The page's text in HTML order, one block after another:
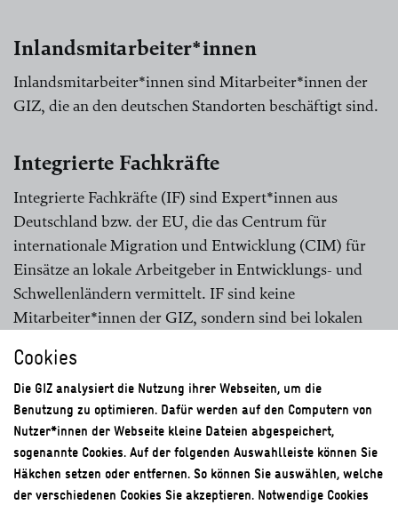
Inlandsmitarbeiter*innen
Inlandsmitarbeiter*innen sind Mitarbeiter*innen der
GIZ, die an den deutschen Standorten beschäftigt sind.
Integrierte Fachkräfte
Integrierte Fachkräfte (IF) sind Expert*innen aus
Deutschland bzw. der EU, die das Centrum für
internationale Migration und Entwicklung (CIM) für
Einsätze an lokale Arbeitgeber in Entwicklungs- und
Schwellenländern vermittelt. IF sind keine
Mitarbeiter*innen der GIZ, sondern sind bei lokalen
Intranet
Unternehmensinterne Austauschplattform
ISO 14001
Cookies
Die GIZ analysiert die Nutzung ihrer Webseiten, um die
Benutzung zu optimieren. Dafür werden auf den Computern von
Nutzer*innen der Webseite kleine Dateien abgespeichert,
sogenannte Cookies. Auf der folgenden Auswahlleiste können Sie
Häkchen setzen oder entfernen. So können Sie auswählen, welche
der verschiedenen Cookies Sie akzeptieren. Notwendige Cookies